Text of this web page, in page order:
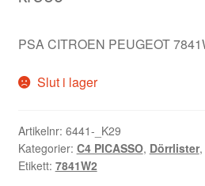
PSA CITROEN PEUGEOT
Slut i lager
Artikelnr: 6441-_K29
Kategorier: C4 PICASSO, Dörrlister,
Etikett: 7841W2